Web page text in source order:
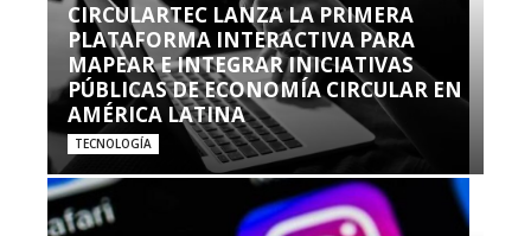
CIRCULARTEC LANZA LA PRIMERA
PLATAFORMA INTERACTIVA PARA
MAPEAR E INTEGRAR INICIATIVAS
PÚBLICAS DE ECONOMÍA CIRCULAR EN
AMÉRICA LATINA
TECNOLOGÍA